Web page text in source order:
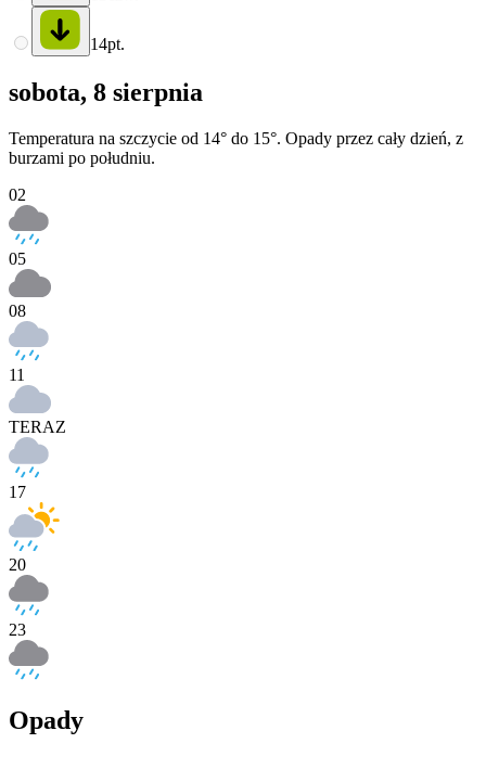
14pt.
sobota, 8 sierpnia
Temperatura na szczycie od 14° do 15°. Opady przez cały dzień, z
burzami po południu.
02
05
08
11
TERAZ
17
20
23
Opady